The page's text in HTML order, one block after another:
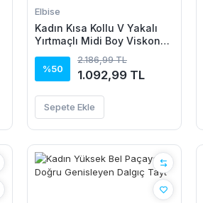
Elbise
Kadın Kısa Kollu V Yakalı
Yırtmaçlı Midi Boy Viskon
%50
2.186,99 TL
1.092,99 TL
Sepete Ekle